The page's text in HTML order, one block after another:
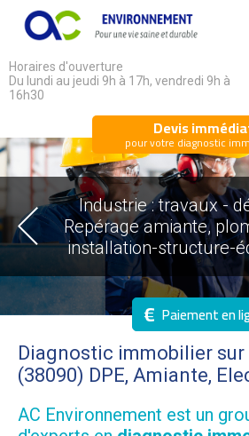
Horaires d'ouverture
Du lundi au jeudi 9h à 17h, vendredi 9h à
16h30
Devis
pour votre diagnostic
€ Paiement en
Industrie : travaux -
Repérage amiante,
installation-structure-
Diagnostic immobilier
(38090) DPE, Amiante,
AC Environnement est un